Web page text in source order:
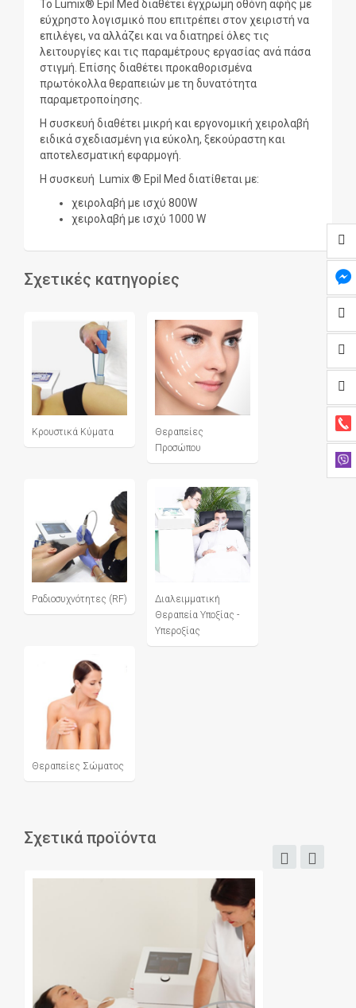
Το Lumix® Epil Med διαθέτει έγχρωμη οθόνη αφής με
εύχρηστο λογισμικό που επιτρέπει στον χειριστή να
επιλέγει, να αλλάζει και να διατηρεί όλες τις
λειτουργίες και τις παραμέτρους εργασίας ανά πάσα
στιγμή. Επίσης διαθέτει προκαθορισμένα
πρωτόκολλα θεραπειών με τη δυνατότητα
παραμετροποίησης.
Η συσκευή διαθέτει μικρή και εργονομική χειρολαβή
ειδικά σχεδιασμένη για εύκολη, ξεκούραστη και
αποτελεσματική εφαρμογή.
Η συσκευή Lumix ® Epil Med διατίθεται με:
χειρολαβή με ισχύ 800W
χειρολαβή με ισχύ 1000 W
Σχετικές κατηγορίες
Κρουστικά Κύματα
Θεραπείες
Προσώπου
Ραδιοσυχνότητες (RF)
Διαλειμματική
Θεραπεία Υποξίας -
Υπεροξίας
Θεραπείες Σώματος
Σχετικά προϊόντα